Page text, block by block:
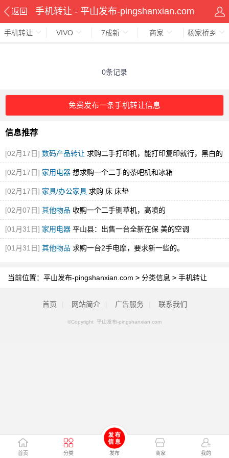
返回 手机转让 - 平山发布-pingshanxian.com
首页 分类 发布 商家 我的
手机转让 VIVO 7成新 商家 杨家桥乡
0条记录
免费发布一条手机转让信息
信息推荐
[02月17日] 数码产品转让 求购二手打印机，能打印复印就行，黑白的
就可
[02月17日] 家用电器 想求购一个二手的茶吧机和冰箱
[02月17日] 家具/办公家具 求购 床 床垫
[02月07日] 其他物品 收购一个二手铡草机，高喷的
[01月31日] 家用电器 平山县：出售一台全新在保 美的空调
[01月31日] 其他物品 求购一台2手电摩，要求新一些的。
当前位置： 平山发布-pingshanxian.com > 分类信息 > 手机转让
首页 网站简介 广告服务 联系我们
©Copyright 平山发布-pingshanxian.com